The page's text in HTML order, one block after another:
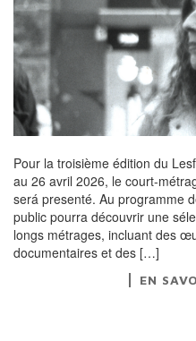
Pour la troisième édition du
au 26 avril 2026, le court-
será presenté. Au programme
public pourra découvrir une
longs métrages, incluant des
documentaires et des […]
EN